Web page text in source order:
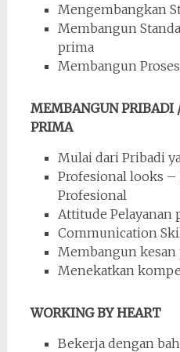
Mengembangkan
Membangun
prima
Membangun
MEMBANGUN PRIBADI
PRIMA
Mulai dari Pribadi
Profesional looks –
Profesional
Attitude Pelayanan
Communication
Membangun kesan
Menekatkan
WORKING BY HEART
Bekerja dengan